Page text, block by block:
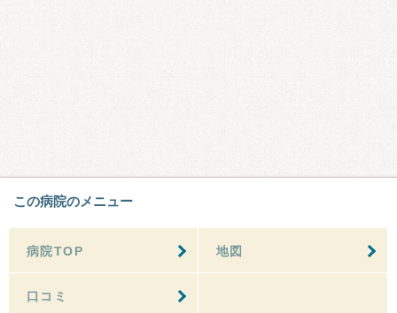
この病院のメニュー
病院TOP 地図
口コミ